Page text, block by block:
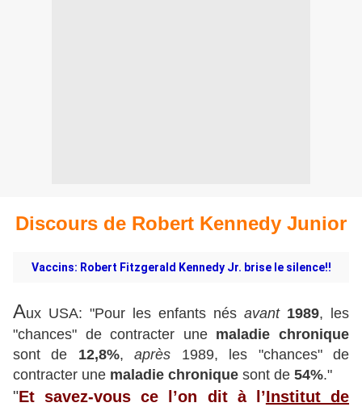
Discours de Robert Kennedy Junior
Vaccins: Robert Fitzgerald Kennedy Jr. brise le silence!!
Aux USA: "Pour les enfants nés avant 1989, les
"chances" de contracter une maladie chronique
sont de 12,8%,après 1989, les "chances" de
contracter une maladie chronique sont de 54%."
"Et savez-vous ce l’on dit à l’Institut de